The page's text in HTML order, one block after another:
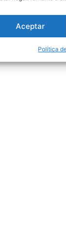
Aceptar
Política